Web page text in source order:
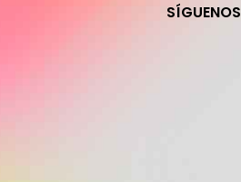
SÍGUENOS